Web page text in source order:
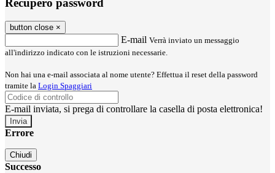
button close ×
E-mail Verrà inviato un messaggio
all'indirizzo indicato con le istruzioni necessarie.
Non hai una e-mail associata al nome utente? Effettua il reset della password
tramite la Login Spaggiari
E-mail inviata, si prega di controllare la casella di posta elettronica!
Errore
Chiudi
Successo